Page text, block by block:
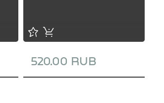
520.00 RUB